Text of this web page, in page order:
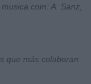
A. Sanz,
que más colaboran